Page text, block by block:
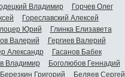
Владимир
Горчев Олег
Гореславский Алексей
Юрий
Глинка Елизавета
Валерий
Гергиев Валерий
Александр
Гасанов Бабек
Владимир
Боголюбов Геннадий
Березкин Григорий
Беляев Сергей